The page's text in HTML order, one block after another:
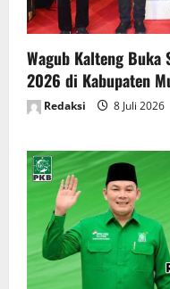
Wagub Kalteng Buka
2026 di Kabupaten
Redaksi 8 Juli 2026